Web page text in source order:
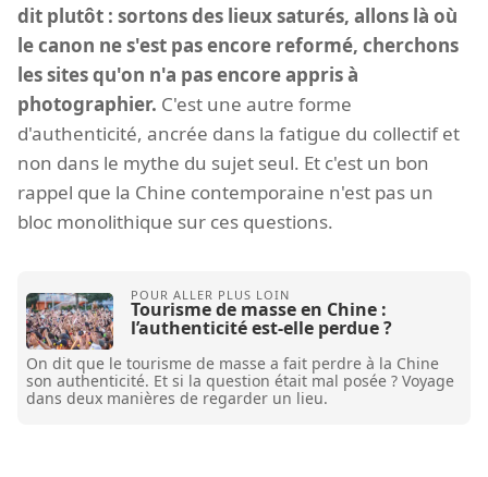
dit plutôt : sortons des lieux saturés, allons là où
le canon ne s'est pas encore reformé, cherchons
les sites qu'on n'a pas encore appris à
photographier. C'est une autre forme
d'authenticité, ancrée dans la fatigue du collectif et
non dans le mythe du sujet seul. Et c'est un bon
rappel que la Chine contemporaine n'est pas un
bloc monolithique sur ces questions.
Tourisme de masse en Chine :
l’authenticité est-elle perdue ?
On dit que le tourisme de masse a fait perdre à la Chine
son authenticité. Et si la question était mal posée ? Voyage
dans deux manières de regarder un lieu.